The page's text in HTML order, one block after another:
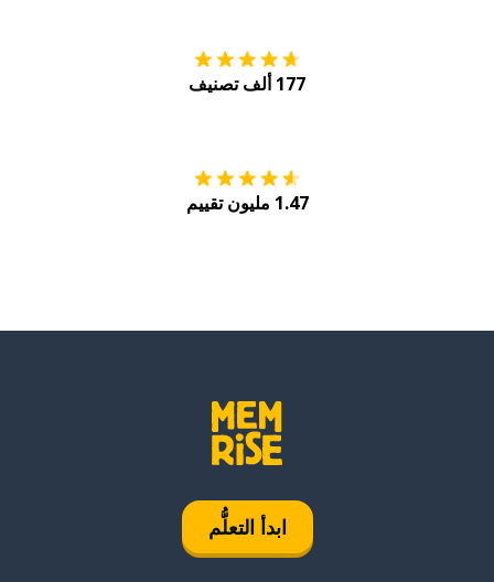
177 ألف تصنيف
1.47 مليون تقييم
ابدأ التعلُّم